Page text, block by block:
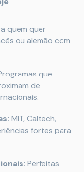
quem quer
ou alemão com
que
de
MIT, Caltech,
fortes para
Perfeitas